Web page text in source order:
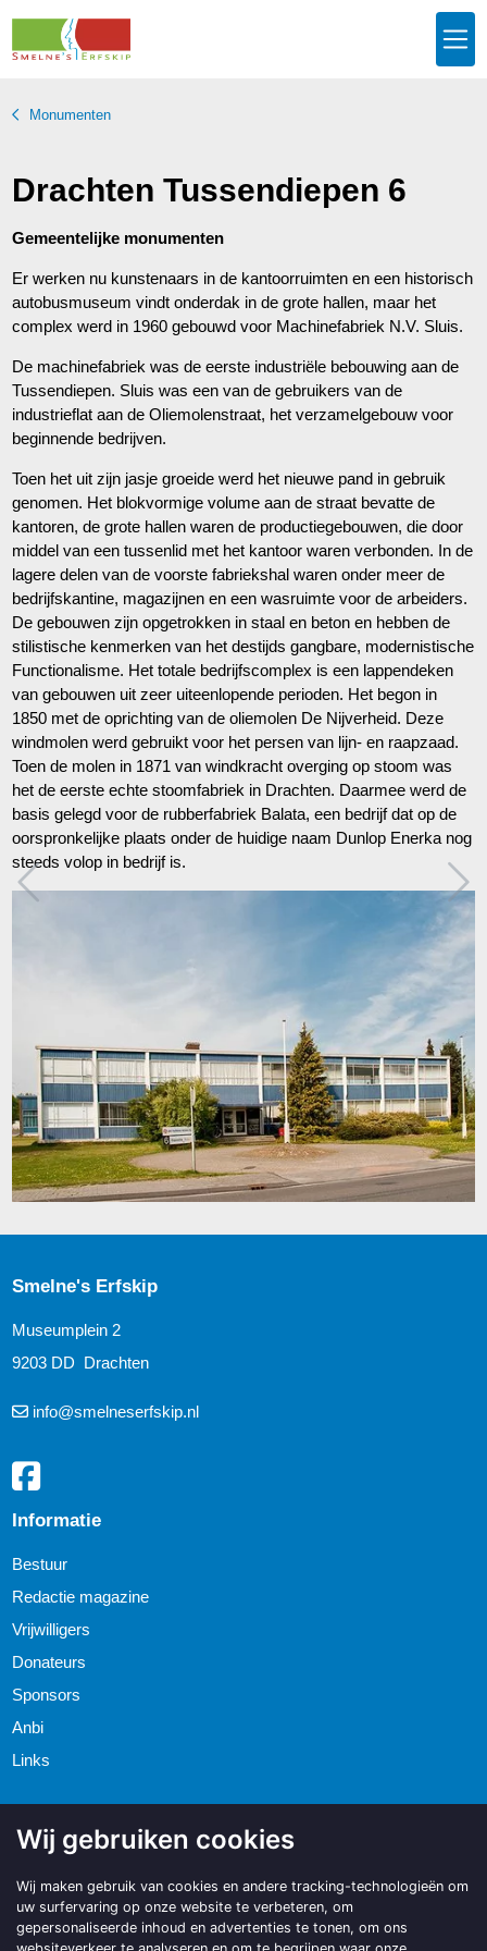
Wij gebruiken cookies
Wij maken gebruik van cookies en andere tracking-technologieën om
uw surfervaring op onze website te verbeteren, om
gepersonaliseerde inhoud en advertenties te tonen, om ons
Monumenten
Drachten Tussendiepen 6
Gemeentelijke monumenten
Er werken nu kunstenaars in de kantoorruimten en een historisch
autobusmuseum vindt onderdak in de grote hallen, maar het
complex werd in 1960 gebouwd voor Machinefabriek N.V. Sluis.
De machinefabriek was de eerste industriële bebouwing aan de
Tussendiepen. Sluis was een van de gebruikers van de
industrieflat aan de Oliemolenstraat, het verzamelgebouw voor
beginnende bedrijven.
Toen het uit zijn jasje groeide werd het nieuwe pand in gebruik
genomen. Het blokvormige volume aan de straat bevatte de
kantoren, de grote hallen waren de productiegebouwen, die door
middel van een tussenlid met het kantoor waren verbonden. In de
lagere delen van de voorste fabriekshal waren onder meer de
bedrijfskantine, magazijnen en een wasruimte voor de arbeiders.
De gebouwen zijn opgetrokken in staal en beton en hebben de
stilistische kenmerken van het destijds gangbare, modernistische
Functionalisme. Het totale bedrijfscomplex is een lappendeken
van gebouwen uit zeer uiteenlopende perioden. Het begon in
1850 met de oprichting van de oliemolen De Nijverheid. Deze
windmolen werd gebruikt voor het persen van lijn- en raapzaad.
Toen de molen in 1871 van windkracht overging op stoom was
het de eerste echte stoomfabriek in Drachten. Daarmee werd de
basis gelegd voor de rubberfabriek Balata, een bedrijf dat op de
oorspronkelijke plaats onder de huidige naam Dunlop Enerka nog
steeds volop in bedrijf is.
Smelne's Erfskip
Museumplein 2
9203 DD Drachten
info@smelneserfskip.nl
Informatie
Bestuur
Redactie magazine
Vrijwilligers
Donateurs
Sponsors
Anbi
Links